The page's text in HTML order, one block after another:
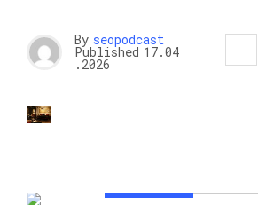
By seopodcast
Published 17.04
.2026